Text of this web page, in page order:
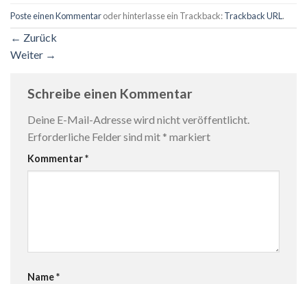
Poste einen Kommentaroder hinterlasse ein Trackback:Trackback URL .
← Zurück
Weiter →
Schreibe einen Kommentar
Deine E-Mail-Adresse wird nicht veröffentlicht.
Erforderliche Felder sind mit * markiert
Kommentar*
Name*